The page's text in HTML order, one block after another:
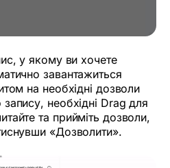
у якому ви хочете
завантажиться
на необхідні дозволи
необхідні Drag для
та прийміть дозволи,
«Дозволити».